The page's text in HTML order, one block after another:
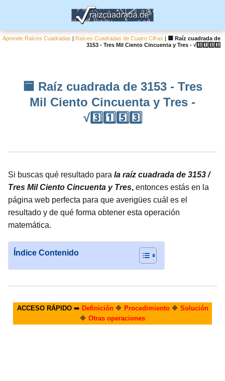
Aprende Raíces Cuadradas | Raíces Cuadradas de Cuatro Cifras |
🟦 Raíz cuadrada de
3153 - Tres Mil Ciento Cincuenta y Tres - √3️⃣1️⃣5️⃣3️⃣
🟦 Raíz cuadrada de 3153 - Tres
Mil Ciento Cincuenta y Tres -
√3️⃣1️⃣5️⃣3️⃣
Si buscas qué resultado para la raíz cuadrada de 3153 /
Tres Mil Ciento Cincuenta y Tres, entonces estás en la
página web perfecta para que averigües cuál es el
resultado y de qué forma obtener esta operación
matemática.
Índice Contenido
ACCESO RÁPIDO➡️ Definición🔷 Procedimiento🔷 Solución
🔷 Otras operaciones